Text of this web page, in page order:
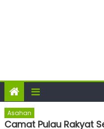
Asahan
Camat Pulau Rakyat